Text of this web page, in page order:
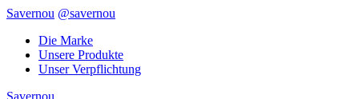
Savernou @savernou
Die Marke
Unsere Produkte
Unser Verpflichtung
Savernou